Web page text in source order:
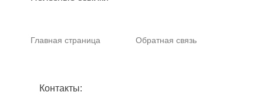
Главная страница Обратная связь
Контакты: